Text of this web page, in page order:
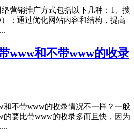
营销推广方式包括以下几种‌：1、‌搜
：通过优化网站内容和结构，提高
www和不带www的收录
和不带www的收录情况不一样？一般
的要比带www的收录多而且快，因为